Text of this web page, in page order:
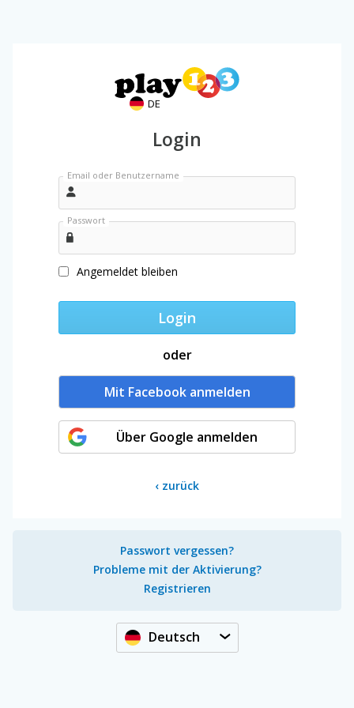
DE
Login
Email oder Benutzername
Passwort
Angemeldet bleiben
Login
oder
Mit Facebook anmelden
Über Google anmelden
‹ zurück
Passwort vergessen?
Probleme mit der Aktivierung?
Registrieren
Deutsch